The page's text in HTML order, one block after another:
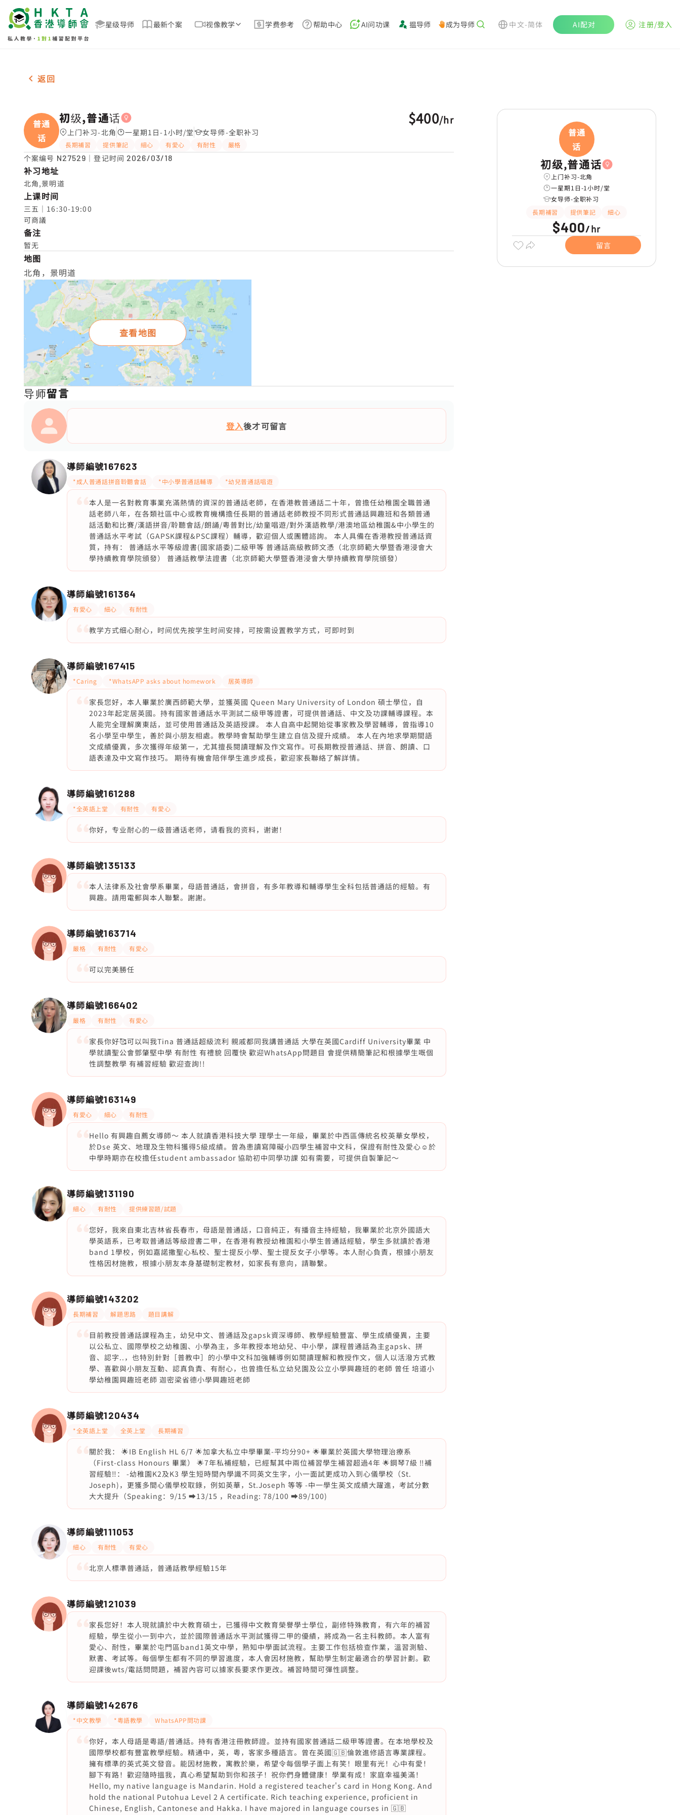
星级导师 最新个案 视像教学 学费参考 帮助中心 AI问功课 揾导师 成为导师 中文-简体 AI配对 注册/登入
女-1名 初级,普通话，北角 补习推介
返回
普通
话
初级,普通话
上门补习-北角 一星期1日-1小时/堂 女导师-全职补习
長期補習 提供筆記 細心 有愛心 有耐性 嚴格
$400/hr
个案编号 N27529 ｜登记时间 2026/03/18
补习地址
北角,景明道
上课时间
三五｜16:30-19:00
可商議
备注
暂无
地图
北角，景明道
查看地图
导师留言
登入後才可留言
導師編號167623
*成人普通話拼音聆聽會話 *中小學普通話輔導 *幼兒普通話唱遊
本人是一名對教育事業充滿熱情的資深的普通話老師，在香港教普通話二十年，曾擔任幼稚園全職普通
話老師八年，在各類社區中心或教育機構擔任長期的普通話老師教授不同形式普通話興趣班和各類普通
話活動和比賽/漢語拼音/聆聽會話/朗誦/粵普對比/幼童唱遊/對外漢語教學/港澳地區幼稚園&中小學生的
普通話水平考試（GAPSK課程&PSC課程）輔導，歡迎個人或團體諮詢。 本人具備在香港教授普通話資
質，持有： 普通話水平等級證書(國家語委)二級甲等 普通話高級教師文憑（北京師範大學暨香港浸會大
學持續教育學院頒發） 普通話教學法證書（北京師範大學暨香港浸會大學持續教育學院頒發）
導師編號161364
有愛心 細心 有耐性
教学方式细心耐心，时间优先按学生时间安排，可按需设置教学方式，可即时到
導師編號167415
*Caring *WhatsAPP asks about homework 居英導師
家長您好，本人畢業於廣西師範大學，並獲英國 Queen Mary University of London 碩士學位，自
2023年起定居英國。持有國家普通話水平測試二級甲等證書，可提供普通話、中文及功課輔導課程。本
人能完全理解廣東話，並可使用普通話及英語授課。 本人自高中起開始從事家教及學習輔導，曾指導10
名小學至中學生，善於與小朋友相處。教學時會幫助學生建立自信及提升成績。 本人在內地求學期間語
文成績優異，多次獲得年級第一，尤其擅長閱讀理解及作文寫作。可長期教授普通話、拼音、朗讀、口
語表達及中文寫作技巧。 期待有機會陪伴學生進步成長，歡迎家長聯絡了解詳情。
導師編號161288
*全英語上堂 有耐性 有愛心
你好，专业耐心的一级普通话老师，请看我的资料，谢谢！
導師編號135133
本人法律系及社會學系畢業，母語普通話，會拼音，有多年教導和輔導學生全科包括普通話的經驗。有
興趣。請用電郵與本人聯繫。謝謝。
導師編號163714
嚴格 有耐性 有愛心
可以完美勝任
導師編號166402
嚴格 有耐性 有愛心
家長你好🥰可以叫我Tina 普通話超級流利 親戚都同我講普通話 大學在英國Cardiff University畢業 中
學就讀聖公會鄧肇堅中學 有耐性 有禮貌 回覆快 歡迎WhatsApp問題目 會提供精簡筆記和根據學生嘅個
性調整教學 有補習經驗 歡迎查詢!!
導師編號163149
有愛心 細心 有耐性
Hello 有興趣自薦女導師～ 本人就讀香港科技大學 理學士一年級，畢業於中西區傳統名校英華女學校，
於Dse 英文、地理及生物科獲得5級成績。曾為患讀寫障礙小四學生補習中文科，保證有耐性及愛心☺️於
中學時期亦在校擔任student ambassador 協助初中同學功課 如有需要，可提供自製筆記～
導師編號131190
細心 有耐性 提供練習題/試題
您好，我來自東北吉林省長春市，母語是普通話，口音純正，有播音主持經驗，我畢業於北京外國語大
學英語系，已考取普通話等級證書二甲，在香港有教授幼稚園和小學生普通話經驗，學生多就讀於香港
band 1學校，例如嘉諾撒聖心私校、聖士提反小學、聖士提反女子小學等。本人耐心負責，根據小朋友
性格因材施教，根據小朋友本身基礎制定教材，如家長有意向，請聯繫。
導師編號143202
長期補習 解題思路 題目講解
目前教授普通話課程為主，幼兒中文、普通話及gapsk資深導師、教學經驗豐富、學生成績優異，主要
以公私立、國際學校之幼稚園、小學為主，多年教授本地幼兒、中小學，課程普通話為主gapsk、拼
音、認字..，也特別針對［普教中］的小學中文科加強輔導例如閱讀理解和教授作文，個人以活潑方式教
學、喜歡與小朋友互動、認真負責、有耐心，也曾擔任私立幼兒園及公立小學興趣班的老師 曾任 培道小
學幼稚園興趣班老師 迦密梁省德小學興趣班老師
導師編號120434
*全英語上堂 全英上堂 長期補習
關於我： 🌟IB English HL 6/7 🌟加拿大私立中學畢業-平均分90+ 🌟畢業於英國大學物理治療系
（First-class Honours 畢業） 🌟7年私補經驗，已經幫其中兩位補習學生補習超過4年 🌟鋼琴7級 ‼️補
習經驗‼️： -幼稚園K2及K3 學生短時間內學識不同英文生字，小一面試更成功入到心儀學校（St.
Joseph)，更獲多間心儀學校取錄，例如英華，St.Joseph 等等 -中一學生英文成績大躍進，考試分數
大大提升（Speaking：9/15 ➡️13/15 ，Reading: 78/100 ➡️89/100)
導師編號111053
細心 有耐性 有愛心
北京人標準普通話，普通話教學經驗15年
導師編號121039
家長您好！本人現就讀於中大教育碩士，已獲得中文教育榮譽學士學位，副修特殊教育，有六年的補習
經驗，學生從小一到中六，並於國際普通話水平測試獲得二甲的優績，將成為一名主科教師。本人富有
愛心、耐性，畢業於屯門區band1英文中學，熟知中學面試流程。主要工作包括檢查作業，溫習測驗、
默書、考試等。每個學生都有不同的學習進度，本人會因材施教，幫助學生制定最適合的學習計劃。歡
迎課後wts/電話問問題，補習內容可以據家長要求作更改。補習時間可彈性調整。
導師編號142676
*中文教學 *粵語教學 WhatsAPP問功課
你好，本人母語是粵語/普通話。持有香港注冊教師證。並持有國家普通話二級甲等證書。在本地學校及
國際學校都有豐富教學經驗。精通中，英，粵，客家多種語言。曾在英國🇬🇧倫敦進修語言專業課程。
擁有標準的英式英文發音。能因材施教，寓教於樂，希望令每個學子面上有笑！眼里有光！心中有愛！
腳下有路！歡迎隨時搵我，真心希望幫助到你和孩子！祝你們身體健康！學業有成！家庭幸福美滿！
Hello, my native language is Mandarin. Hold a registered teacher's card in Hong Kong. And
hold the national Putohua Level 2 A certificate. Rich teaching experience, proficient in
Chinese, English, Cantonese and Hakka. I have majored in language courses in 🇬🇧
普通
话
初级,普通话
上门补习-北角
一星期1日-1小时/堂
女导师-全职补习
長期補習
提供筆記 細心
$400/hr
留言